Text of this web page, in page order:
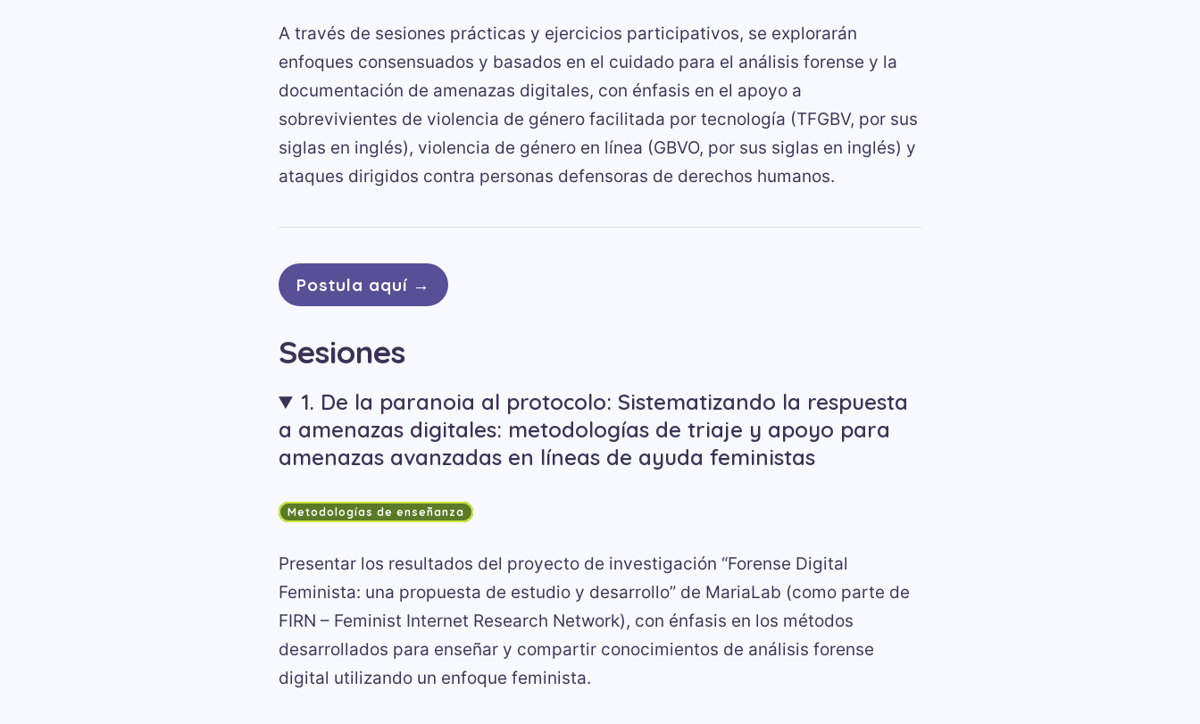
A través de sesiones prácticas y ejercicios participativos, se explorarán
enfoques consensuados y basados en el cuidado para el análisis forense y la
documentación de amenazas digitales, con énfasis en el apoyo a
sobrevivientes de violencia de género facilitada por tecnología (TFGBV, por sus
siglas en inglés), violencia de género en línea (GBVO, por sus siglas en inglés) y
ataques dirigidos contra personas defensoras de derechos humanos.
Postula aquí →
Sesiones
1. De la paranoia al protocolo: Sistematizando la respuesta
a amenazas digitales: metodologías de triaje y apoyo para
amenazas avanzadas en líneas de ayuda feministas
Metodologías de enseñanza
Presentar los resultados del proyecto de investigación “Forense Digital
Feminista: una propuesta de estudio y desarrollo” de MariaLab (como parte de
FIRN – Feminist Internet Research Network), con énfasis en los métodos
desarrollados para enseñar y compartir conocimientos de análisis forense
digital utilizando un enfoque feminista.